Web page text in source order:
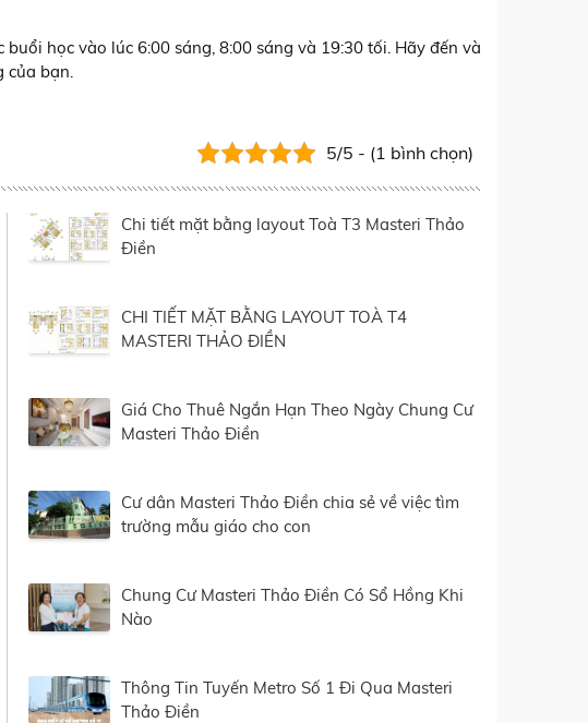
học vào lúc 6:00 sáng, 8:00 sáng và 19:30 tối. Hãy đến và
của bạn.
5/5 - (1 bình chọn)
Chi tiết mặt bằng layout Toà T3 Masteri Thảo
Điền
CHI TIẾT MẶT BẰNG LAYOUT TOÀ T4
MASTERI THẢO ĐIỀN
Giá Cho Thuê Ngắn Hạn Theo Ngày Chung Cư
Masteri Thảo Điền
Cư dân Masteri Thảo Điền chia sẻ về việc tìm
trường mẫu giáo cho con
Chung Cư Masteri Thảo Điền Có Sổ Hồng Khi
Nào
Thông Tin Tuyến Metro Số 1 Đi Qua Masteri
Thảo Điền